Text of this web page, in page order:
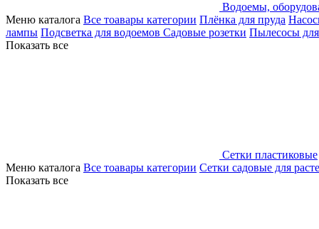
Водоемы,
Меню каталога Все тоавары категории Плёнка для пруда
лампы Подсветка для водоемов Садовые розетки Пылесосы
Показать все
Сетки пластиковые
Меню каталога Все тоавары категории Сетки садовые для
Показать все